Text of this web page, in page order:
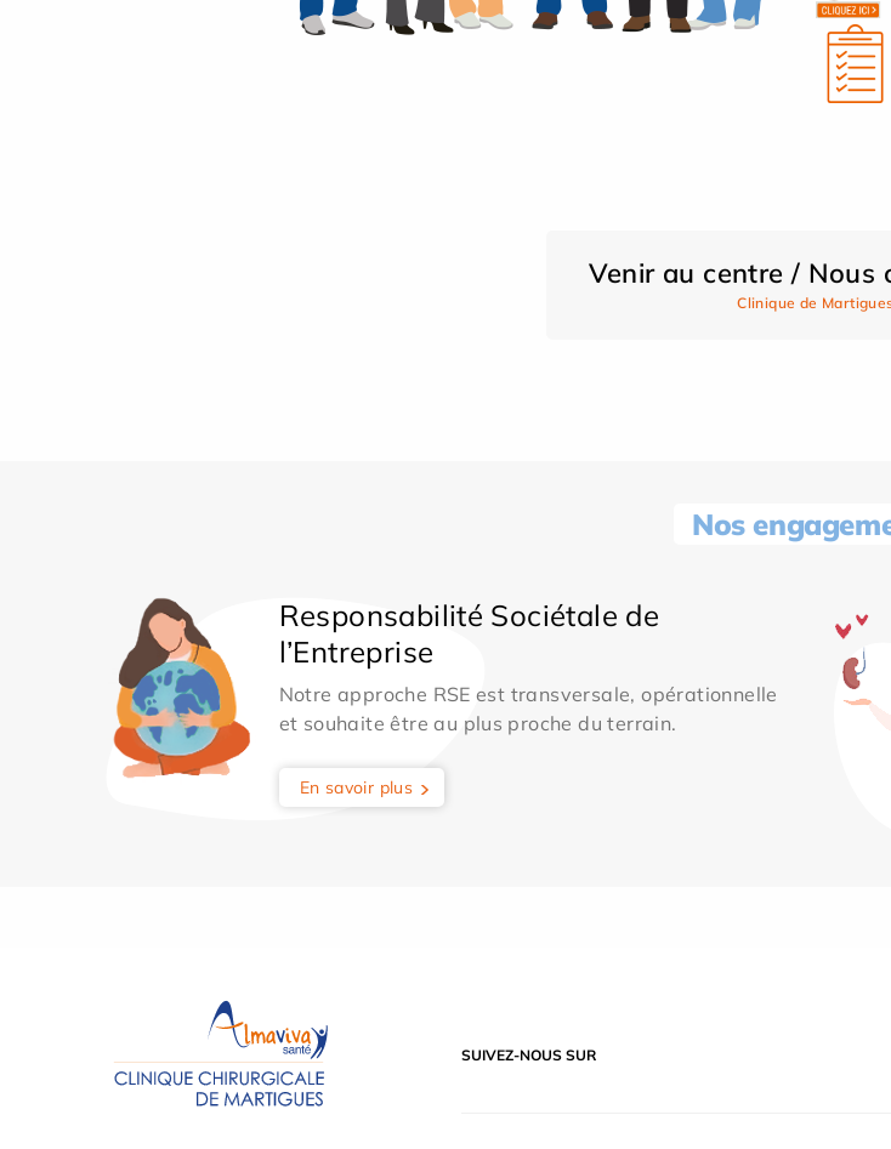
Venir au centre / Nous
Clinique de
Nos
Responsabilité Sociétale de
l’Entreprise
Notre approche RSE est transversale, opérationnelle
et souhaite être au plus proche du terrain.
En savoir plus
SUIVEZ-NOUS SUR